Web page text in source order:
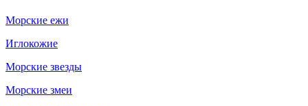
Морские ежи
Иглокожие
Морские звезды
Морские змеи